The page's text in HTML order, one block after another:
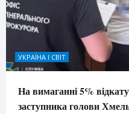
УКРАЇНА І СВІТ
На вимаганні 5%
заступника голови